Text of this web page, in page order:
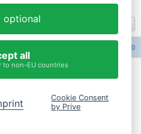
• Seite1von1
UTC+02:00
ändern
optional
all
to non-EU countries
Cookie Consent
by Prive